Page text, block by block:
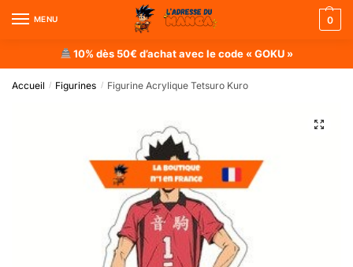
MENU 0
10% dès 50€ d’achat avec le code « GOKU »
Accueil / Figurines / Figurine Acrylique Tetsuro Kuro